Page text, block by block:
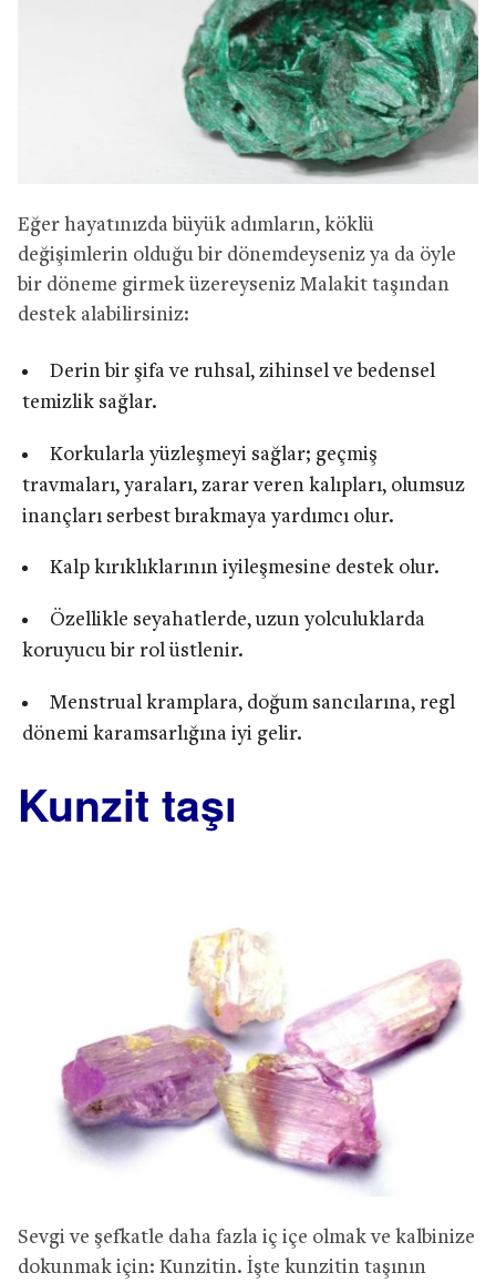
Eğer hayatınızda büyük adımların, köklü
değişimlerin olduğu bir dönemdeyseniz ya da öyle
bir döneme girmek üzereyseniz Malakit taşından
destek alabilirsiniz:
Derin bir şifa ve ruhsal, zihinsel ve bedensel
temizlik sağlar.
Korkularla yüzleşmeyi sağlar; geçmiş
travmaları, yaraları, zarar veren kalıpları, olumsuz
inançları serbest bırakmaya yardımcı olur.
Kalp kırıklıklarının iyileşmesine destek olur.
Özellikle seyahatlerde, uzun yolculuklarda
koruyucu bir rol üstlenir.
Menstrual kramplara, doğum sancılarına, regl
dönemi karamsarlığına iyi gelir.
Kunzit taşı
Sevgi ve şefkatle daha fazla iç içe olmak ve kalbinize
dokunmak için: Kunzitin. İşte kunzitin taşının